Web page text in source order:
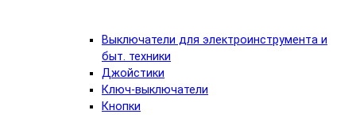
Выключатели для электроинструмента и
быт. техники
Джойстики
Ключ-выключатели
Кнопки